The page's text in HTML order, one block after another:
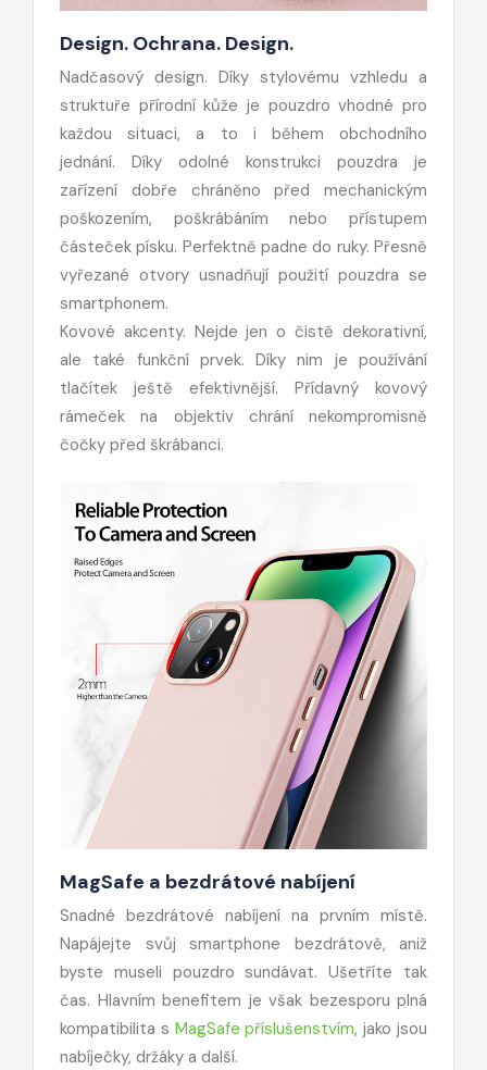
Design. Ochrana. Design.
Nadčasový design. Díky stylovému vzhledu a
struktuře přírodní kůže je pouzdro vhodné pro
každou situaci, a to i během obchodního
jednání. Díky odolné konstrukci pouzdra je
zařízení dobře chráněno před mechanickým
poškozením, poškrábáním nebo přístupem
částeček písku. Perfektně padne do ruky. Přesně
vyřezané otvory usnadňují použití pouzdra se
smartphonem.
Kovové akcenty. Nejde jen o čistě dekorativní,
ale také funkční prvek. Díky nim je používání
tlačítek ještě efektivnější. Přídavný kovový
rámeček na objektiv chrání nekompromisně
čočky před škrábanci.
MagSafe a bezdrátové nabíjení
Snadné bezdrátové nabíjení na prvním místě.
Napájejte svůj smartphone bezdrátově, aniž
byste museli pouzdro sundávat. Ušetříte tak
čas. Hlavním benefitem je však bezesporu plná
kompatibilita s MagSafe příslušenstvím, jako jsou
nabíječky, držáky a další.